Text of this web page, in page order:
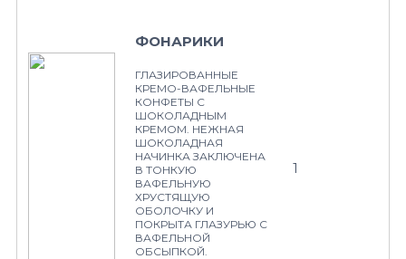
ФОНАРИКИ
ГЛАЗИРОВАННЫЕ
КРЕМО-ВАФЕЛЬНЫЕ
КОНФЕТЫ С
ШОКОЛАДНЫМ
КРЕМОМ. НЕЖНАЯ
ШОКОЛАДНАЯ
НАЧИНКА ЗАКЛЮЧЕНА
В ТОНКУЮ
ВАФЕЛЬНУЮ
ХРУСТЯЩУЮ
ОБОЛОЧКУ И
ПОКРЫТА ГЛАЗУРЬЮ С
ВАФЕЛЬНОЙ
ОБСЫПКОЙ.
1